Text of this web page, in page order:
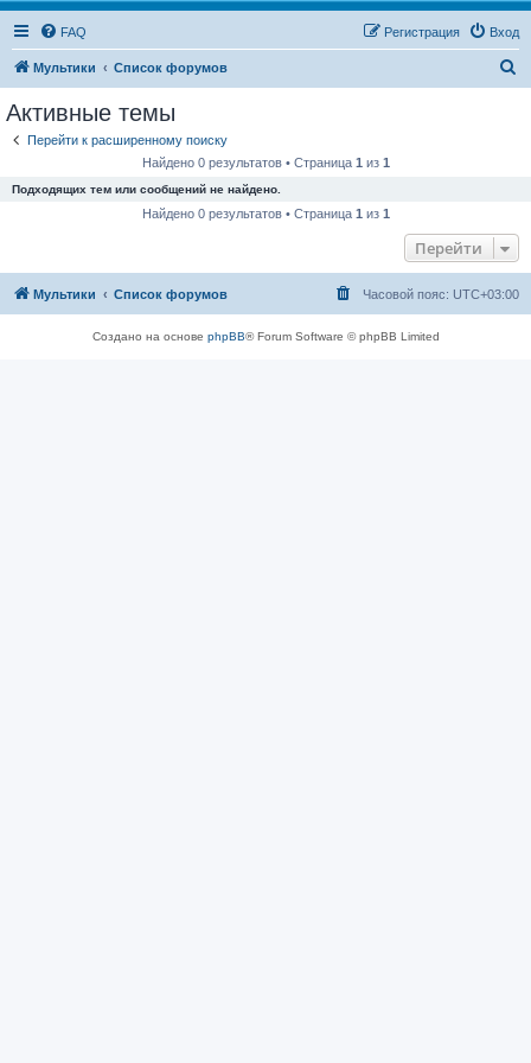
FAQ Вход
Регистрация
Мультики Список форумов
Активные темы
Перейти к расширенному поиску
Найдено 0 результатов • Страница 1 из 1
Подходящих тем или сообщений не найдено.
Найдено 0 результатов • Страница 1 из 1
Перейти
Мультики Список форумов Часовой пояс: UTC+03:00
Создано на основе phpBB® Forum Software © phpBB Limited